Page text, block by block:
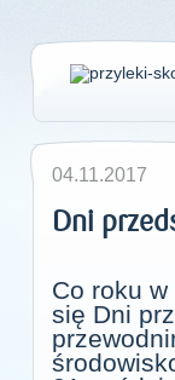
04.11.2017
Dni
Co roku
się Dni